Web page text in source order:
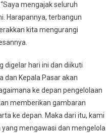
mengajak seluruh
Harapannya, terbangun
kita mengurangi
digelar hari ini dan diikuti
dan Kepala Pasar akan
ke depan pengelolaan
memberikan gambaran
ke depan. Maka dari itu, kami
mengawasi dan mengelola